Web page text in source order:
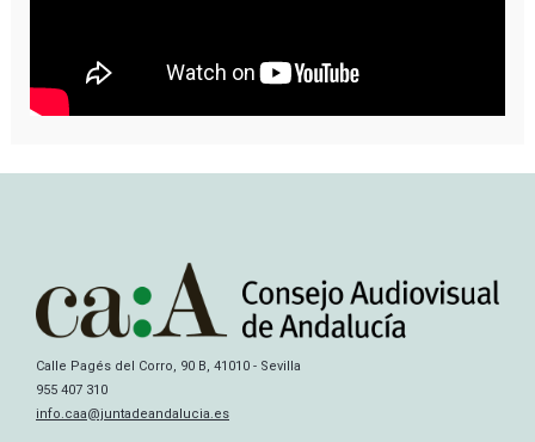
Calle Pagés del Corro, 90 B, 41010 - Sevilla
955 407 310
info.caa@juntadeandalucia.es